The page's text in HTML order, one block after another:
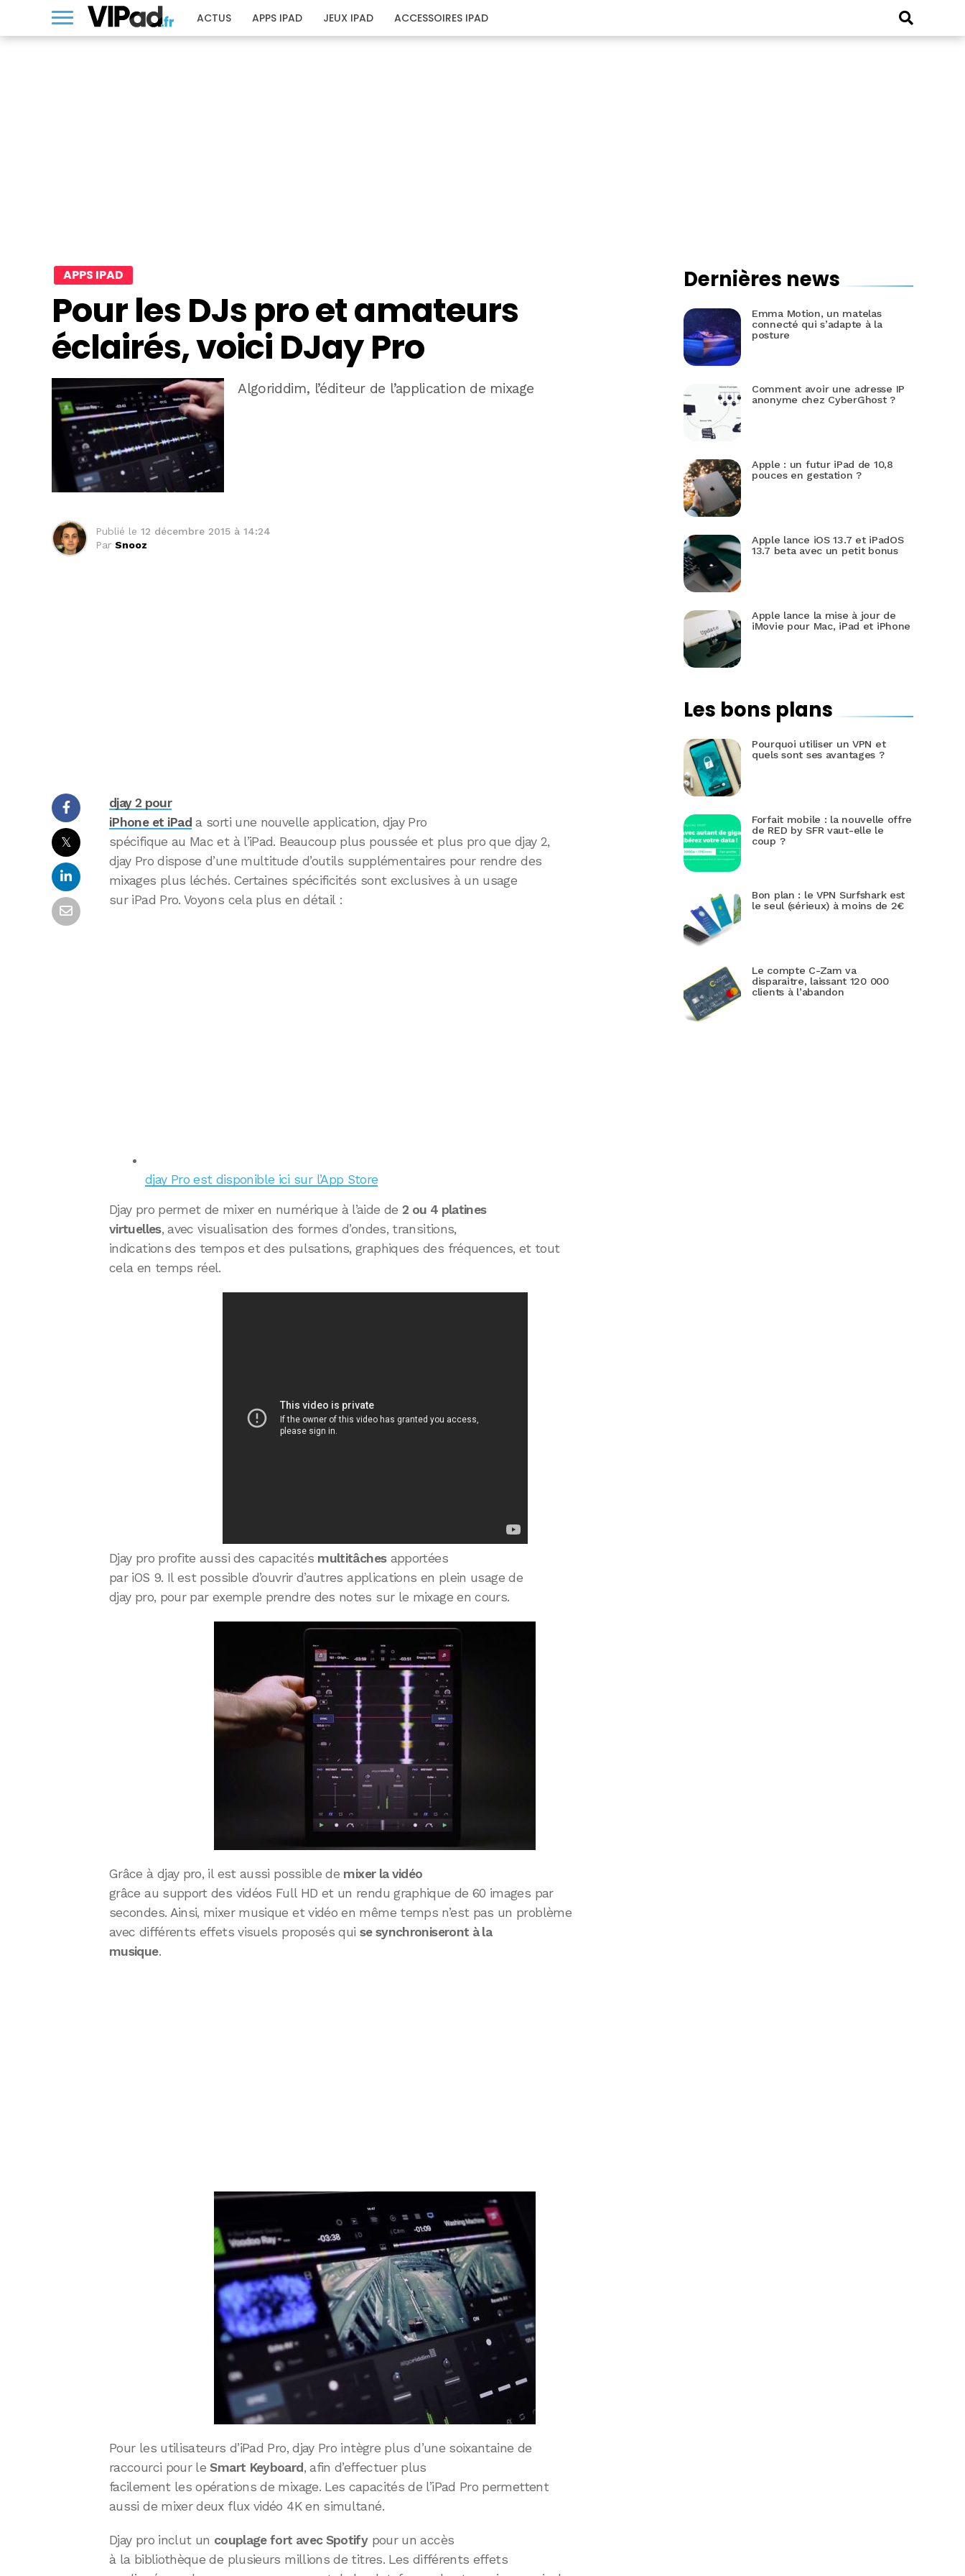
ACTUS APPS IPAD JEUX IPAD ACCESSOIRES IPAD
APPS IPAD
Pour les DJs pro et amateurs
éclairés, voici DJay Pro
Algoriddim, l’éditeur de l’application de mixage
Publié le 12 décembre 2015 à 14:24
Par Snooz
𝕏
djay 2 pour
iPhone et iPad a sorti une nouvelle application, djay Pro
spécifique au Mac et à l’iPad. Beaucoup plus poussée et plus pro que djay 2,
djay Pro dispose d’une multitude d’outils supplémentaires pour rendre des
mixages plus léchés. Certaines spécificités sont exclusives à un usage
sur iPad Pro. Voyons cela plus en détail :
djay Pro est disponible ici sur l’App Store
Djay pro permet de mixer en numérique à l’aide de 2 ou 4 platines
virtuelles, avec visualisation des formes d’ondes, transitions,
indications des tempos et des pulsations, graphiques des fréquences, et tout
cela en temps réel.
Djay pro profite aussi des capacités multitâchesapportées
par iOS 9. Il est possible d’ouvrir d’autres applications en plein usage de
djay pro, pour par exemple prendre des notes sur le mixage en cours.
Grâce à djay pro, il est aussi possible de mixer la vidéo
grâce au support des vidéos Full HD et un rendu graphique de 60 images par
secondes. Ainsi, mixer musique et vidéo en même temps n’est pas un problème
avec différents effets visuels proposés qui se synchroniseront à la
musique.
Pour les utilisateurs d’iPad Pro, djay Pro intègre plus d’une soixantaine de
raccourci pour leSmart Keyboard , afin d’effectuer plus
facilement les opérations de mixage. Les capacités de l’iPad Pro permettent
aussi de mixer deux flux vidéo 4K en simultané.
Djay pro inclut un couplage fort avec Spotifypour un accès
à la bibliothèque de plusieurs millions de titres. Les différents effets
Dernières news
Emma Motion, un matelas
connecté qui s’adapte à la
posture
Comment avoir une adresse IP
anonyme chez CyberGhost ?
Apple : un futur iPad de 10,8
pouces en gestation ?
Apple lance iOS 13.7 et iPadOS
13.7 beta avec un petit bonus
Apple lance la mise à jour de
iMovie pour Mac, iPad et iPhone
Les bons plans
Pourquoi utiliser un VPN et
quels sont ses avantages ?
Forfait mobile : la nouvelle offre
de RED by SFR vaut-elle le
coup ?
Bon plan : le VPN Surfshark est
le seul (sérieux) à moins de 2€
Le compte C-Zam va
disparaitre, laissant 120 000
clients à l’abandon